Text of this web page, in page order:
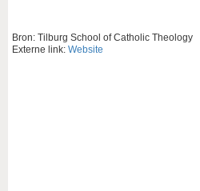
Bron: Tilburg School of Catholic Theology
Externe link: Website